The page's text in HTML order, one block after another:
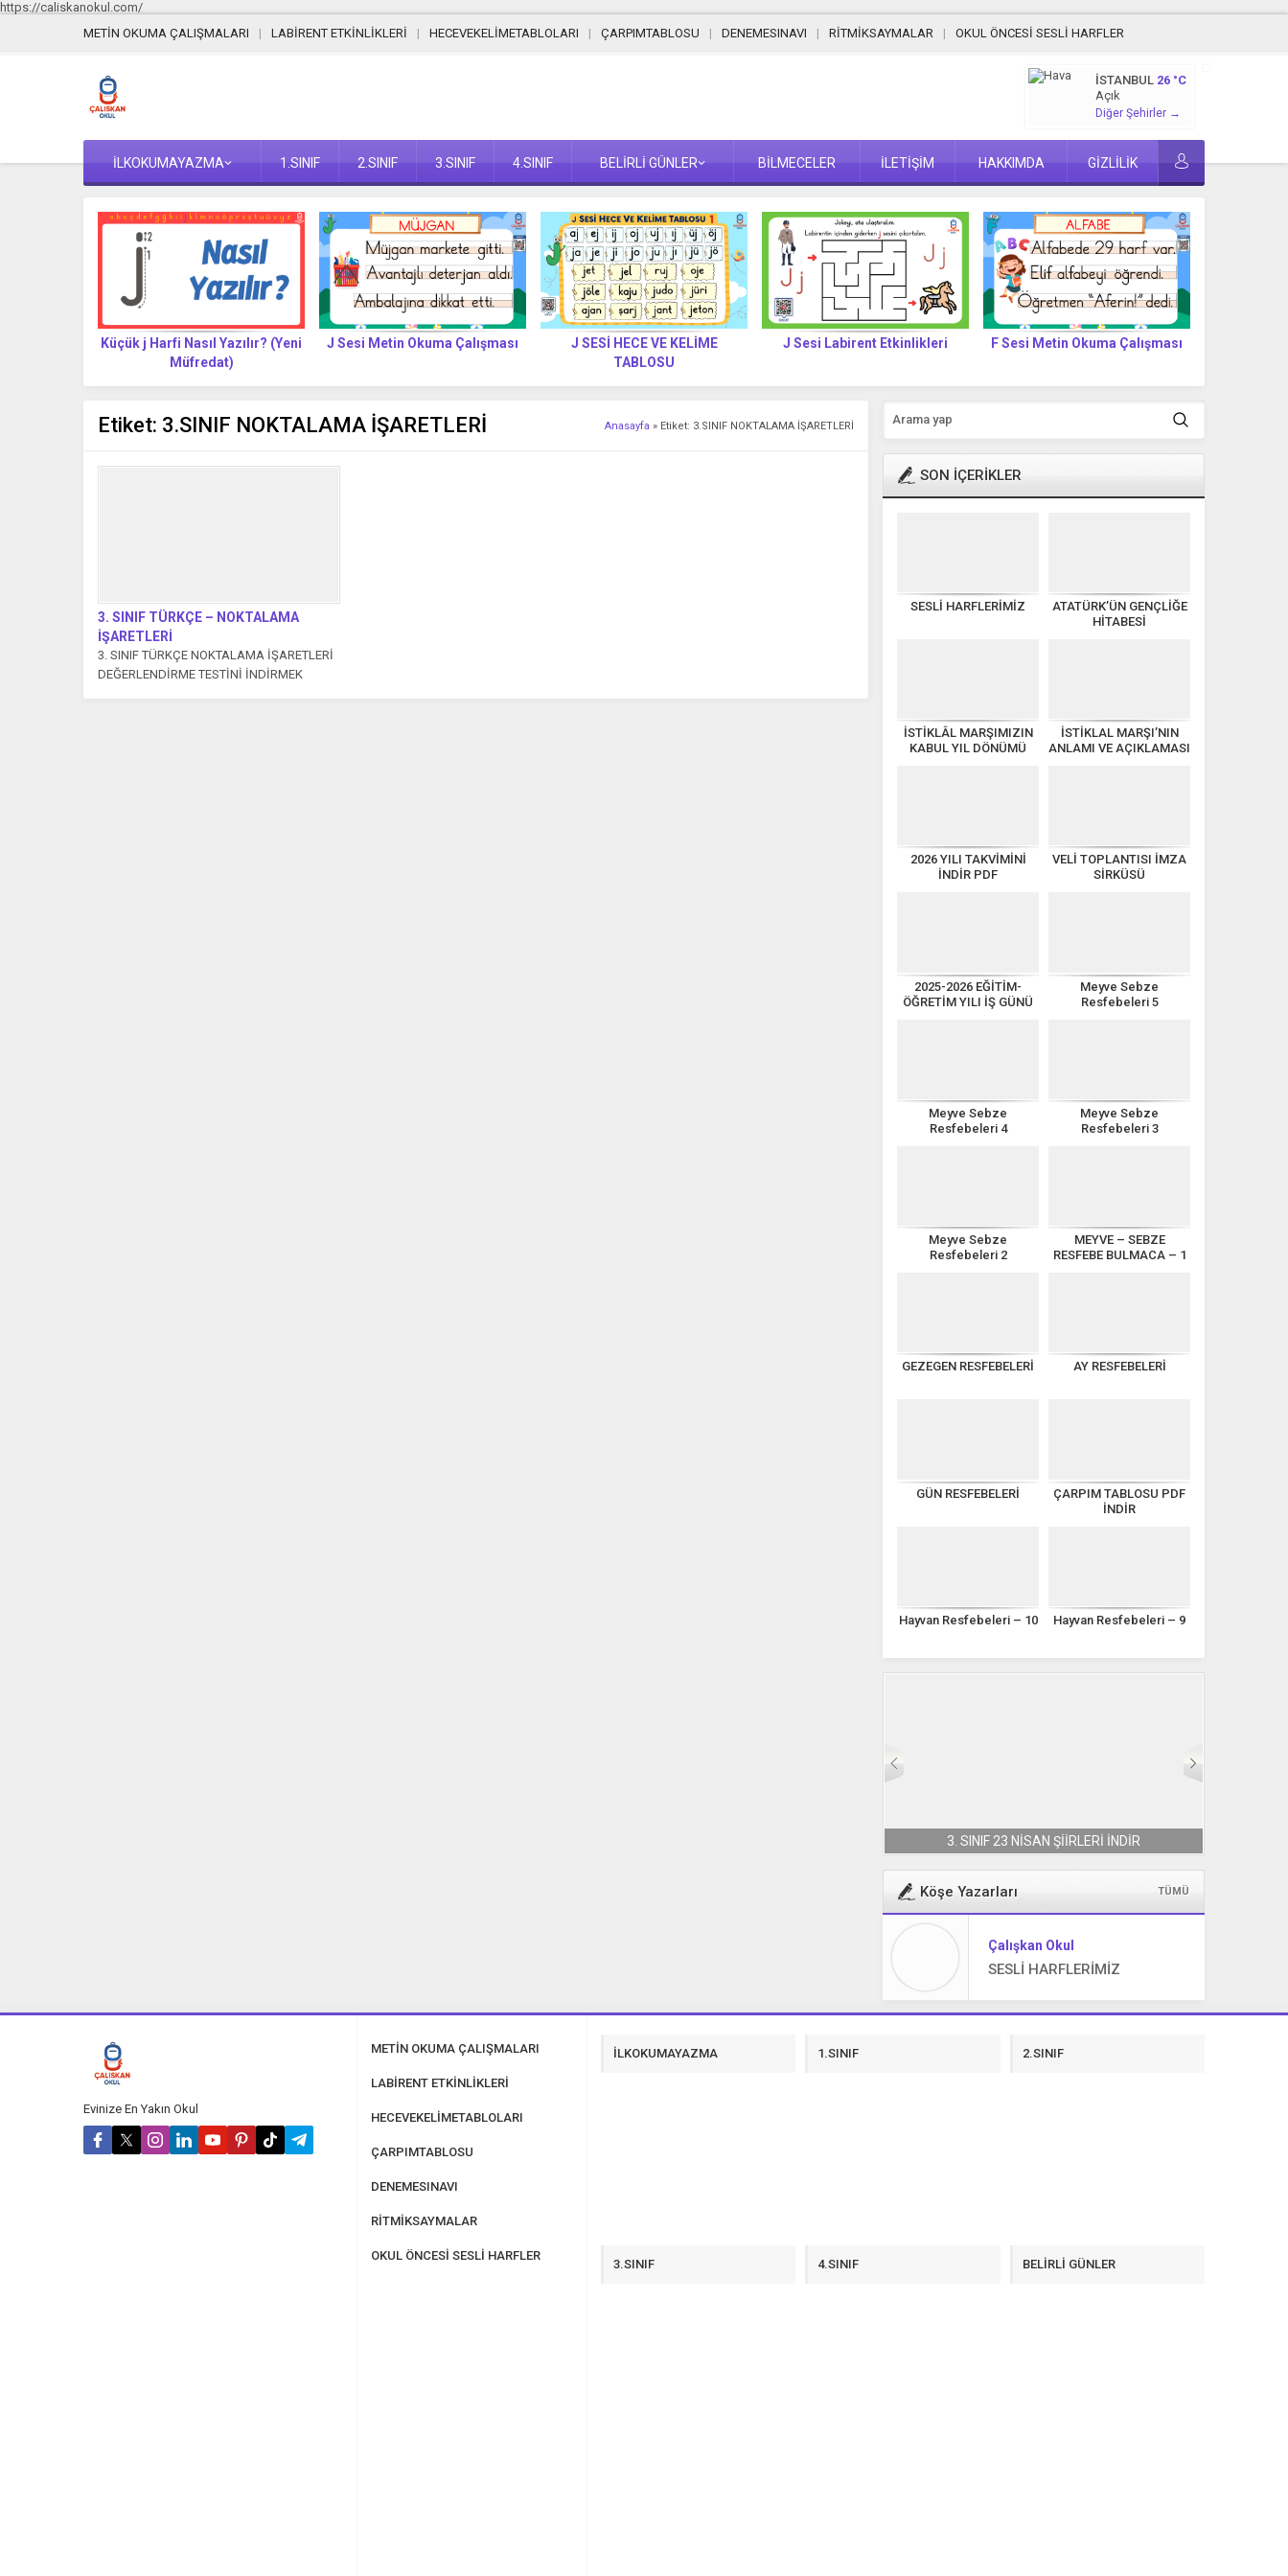
https://caliskanokul.com/
METİN OKUMA ÇALIŞMALARI
LABİRENT ETKİNLİKLERİ HECEVEKELİMETABLOLARI ÇARPIMTABLOSU DENEMESINAVI RİTMİKSAYMALAR OKUL ÖNCESİ SESLİ HARFLER
İSTANBUL 26 °C
Açık
Diğer Şehirler →
İLKOKUMAYAZMA 1.SINIF 2.SINIF 3.SINIF 4.SINIF BELİRLİ GÜNLER BİLMECELER İLETİŞİM HAKKIMDA GİZLİLİK
Küçük j Harfi Nasıl Yazılır? (Yeni
Müfredat)
J Sesi Metin Okuma Çalışması
J SESİ HECE VE KELİME
TABLOSU
J Sesi Labirent Etkinlikleri F Sesi Metin Okuma Çalışması
Anasayfa » Etiket: 3.SINIF NOKTALAMA İŞARETLERİ
Etiket: 3.SINIF NOKTALAMA İŞARETLERİ
3. SINIF TÜRKÇE – NOKTALAMA
İŞARETLERİ
3. SINIF TÜRKÇE NOKTALAMA İŞARETLERİ
DEĞERLENDİRME TESTİNİ İNDİRMEK
SON İÇERİKLER
SESLİ HARFLERİMİZ
ATATÜRK’ÜN GENÇLİĞE
HİTABESİ
İSTİKLÂL MARŞIMIZIN
KABUL YIL DÖNÜMÜ
İSTİKLAL MARŞI’NIN
ANLAMI VE AÇIKLAMASI
2026 YILI TAKVİMİNİ
İNDİR PDF
VELİ TOPLANTISI İMZA
SİRKÜSÜ
2025-2026 EĞİTİM-
ÖĞRETİM YILI İŞ GÜNÜ
Meyve Sebze
Resfebeleri 5
Meyve Sebze
Resfebeleri 4
Meyve Sebze
Resfebeleri 3
Meyve Sebze
Resfebeleri 2
MEYVE – SEBZE
RESFEBE BULMACA – 1
GEZEGEN RESFEBELERİ AY RESFEBELERİ
GÜN RESFEBELERİ
ÇARPIM TABLOSU PDF
İNDİR
Hayvan Resfebeleri – 10 Hayvan Resfebeleri – 9
3. SINIF 23 NİSAN ŞİİRLERİ İNDİR
Köşe Yazarları TÜMÜ
Çalışkan Okul
SESLİ HARFLERİMİZ
Evinize En Yakın Okul
METİN OKUMA ÇALIŞMALARI
LABİRENT ETKİNLİKLERİ
HECEVEKELİMETABLOLARI
ÇARPIMTABLOSU
DENEMESINAVI
RİTMİKSAYMALAR
OKUL ÖNCESİ SESLİ HARFLER
İLKOKUMAYAZMA 1.SINIF 2.SINIF
3.SINIF 4.SINIF BELİRLİ GÜNLER